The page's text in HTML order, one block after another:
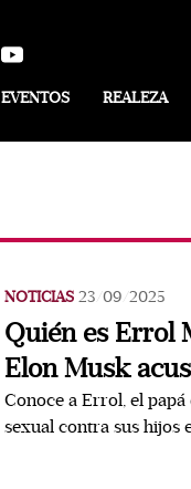
EVENTOS REALEZA
NOTICIAS 23/09/2025
Quién es Errol
Elon Musk
Conoce a Errol, el
sexual contra sus hijos